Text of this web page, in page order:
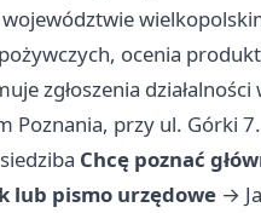
ocenia
zgłoszenia
Poznania, przy ul. Górki 7.
Chcę poznać
lub pismo urzędowe →